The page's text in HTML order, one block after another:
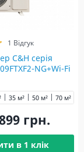
1 Відгук
C&H cерія
NG+Wi-Fi
35 м² 50 м² 70 м²
грн.
в 1 клік